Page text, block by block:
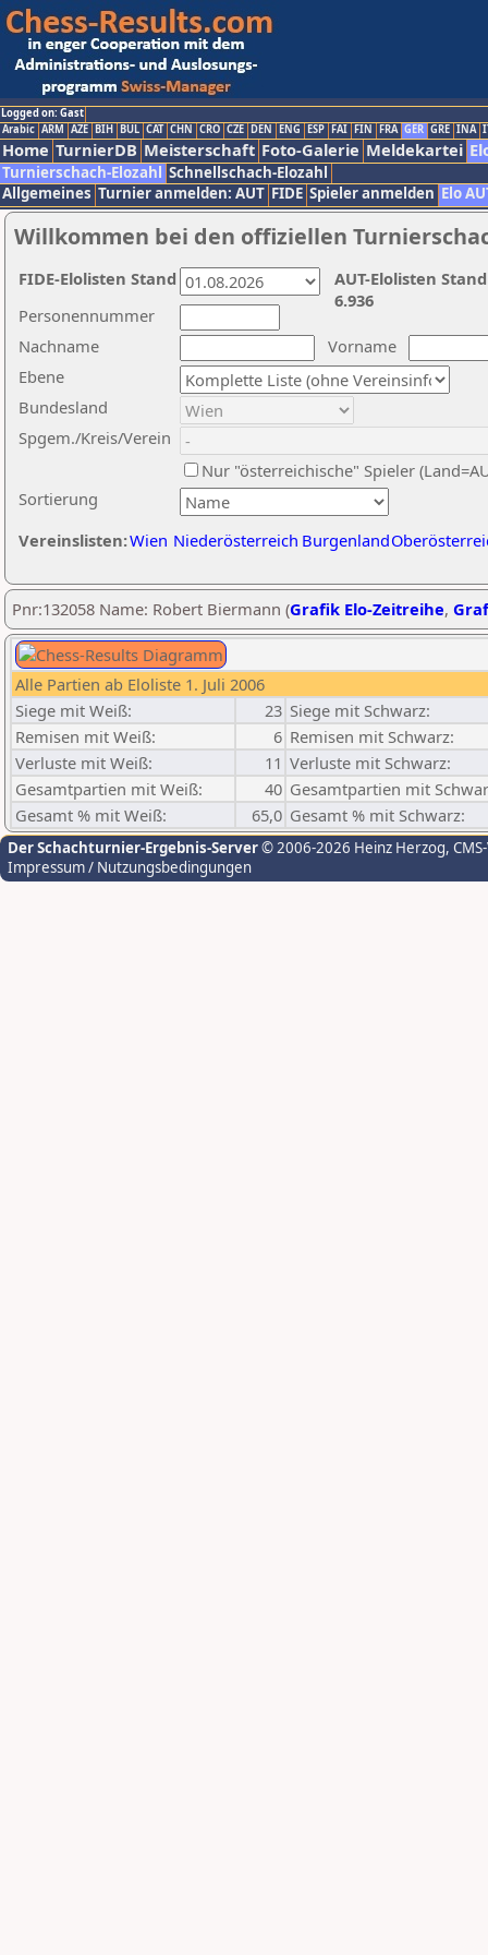
Logged on: Gast
Arabic ARM AZE BIH BUL CAT CHN CRO CZE DEN ENG ESP FAI FIN FRA GER GRE INA
Home TurnierDB Meisterschaft Foto-Galerie Meldekartei
Turnierschach-Elozahl Schnellschach-Elozahl
Allgemeines Turnier anmelden: AUT FIDE Spieler anmelden Elo
Willkommen bei den offiziellen
Nachname
Vorname
Ebene
Sortierung
Personennummer
Bundesland
Spgem./Kreis/Verein
Nur "österreichische" Spieler
Vereinslisten:Wien Niederösterreich Burgenland
AUT-Elolisten
6.936
FIDE-Elolisten Stand
Pnr:132058 Name: Robert Biermann (Grafik Elo-Zeitreihe,
Alle Partien ab Eloliste 1. Juli 2006
Siege mit Weiß:
23 Siege mit Schwarz:
Remisen mit Weiß:
6 Remisen mit Schwarz:
Verluste mit Weiß:
11 Verluste mit Schwarz:
Gesamtpartien mit Weiß:
40 Gesamtpartien mit
Gesamt % mit Weiß:
65,0 Gesamt % mit Schwarz:
Der Schachturnier-Ergebnis-Server© 2006-2026 Heinz Herzog,
Impressum / Nutzungsbedingungen